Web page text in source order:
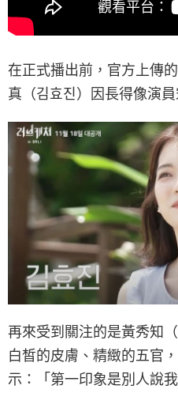
在正式播出前，官方上傳
真（김효진）因長得像演
再來受到關注的是黃秀知
白皙的皮膚、精緻的五官
示：「第一印象是別人說